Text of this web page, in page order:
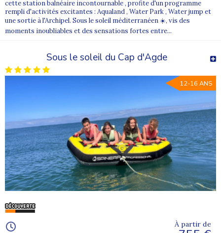
cette station balnéaire incontournable , profite d'un programme
rempli d'activités excitantes : Aqualand , Water Park , Water jump et
une sortie à l'Archipel. Sous le soleil méditerranéen ☀️, vis des
moments inoubliables et des sensations fortes entre...
Sous le soleil du Cap d'Agde
12-16 ANS
À partir de